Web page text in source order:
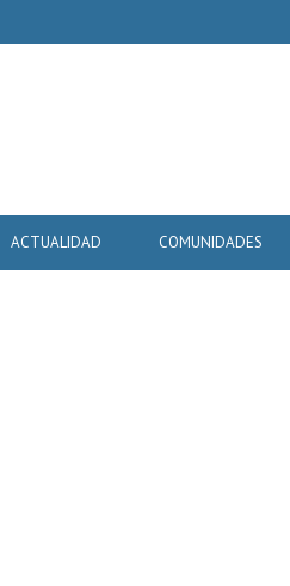
ACTUALIDAD COMUNIDADES